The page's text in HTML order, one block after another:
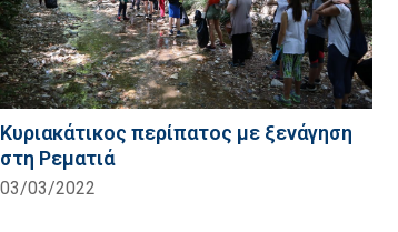
Κυριακάτικος περίπατος με ξενάγηση
στη Ρεματιά
03/03/2022